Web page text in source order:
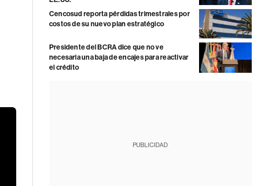
Cencosud reporta pérdidas trimestrales por
costos de su nuevo plan estratégico
Presidente del BCRA dice que no ve
necesaria una baja de encajes para reactivar
el crédito
PUBLICIDAD